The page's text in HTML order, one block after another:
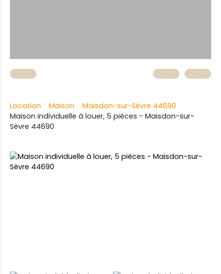
Location Maison
Maisdon-sur-Sèvre 44690
Maison individuelle à louer, 5 pièces - Maisdon-sur-
Sèvre 44690